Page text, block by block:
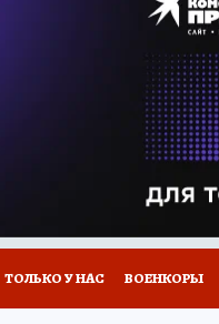
ПУТЕВОДИТЕЛЬ
НОВОЕ НА САЙТЕ
ТОЛЬКО У НАС ВОЕНКОРЫ